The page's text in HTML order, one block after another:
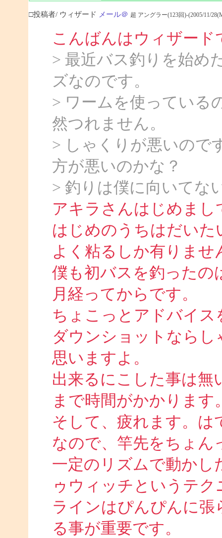
□投稿者/ ウィザード メール＠ 超 アングラー(123回)-(2005/11/
こんばんはウィザード
> 最近バス釣りを始め
ズなのです。
> ワームを使っている
然つれません。
> しゃくりが悪いので
方が悪いのかな？
> 釣りは僕に向いてな
アキラさんはじめま
はじめのうちはだい
よく粘るしか有りませ
僕も初バスを釣ったの
月経ってからです。
ちょこっとアドバイス
ダウンショットなら
思いますよ。
出来るにこした事は無
まで時間がかかります
そして、疲れます。は
なので、竿先をちょん
一定のリズムで動かし
ゥウィッチというテク
ラインはぴんぴんに
る事が重要です。